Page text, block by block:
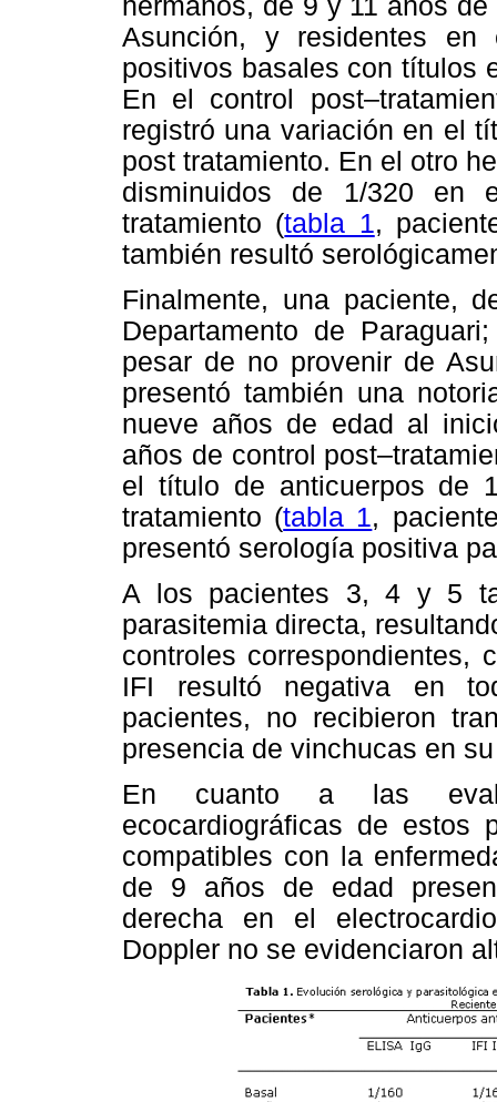
Asunción, y residentes en
positivos basales con títulos
En el control
registró una variación en el
post tratamiento. En el otro
disminuidos de 1/320
tratamiento (tabla 1,
también resultó
Finalmente, una paciente,
Departamento de
pesar de no provenir de
presentó también una
nueve años de edad al
años de control
el título de anticuerpos de
tratamiento (tabla 1,
presentó serología positiva
A los pacientes 3, 4 y 5
parasitemia directa,
controles correspondientes,
IFI resultó negativa en
pacientes, no recibieron
presencia de vinchucas en
En cuanto a las
ecocardiográficas de estos
compatibles con la
de 9 años de edad
derecha en el
Doppler no se evidenciaron